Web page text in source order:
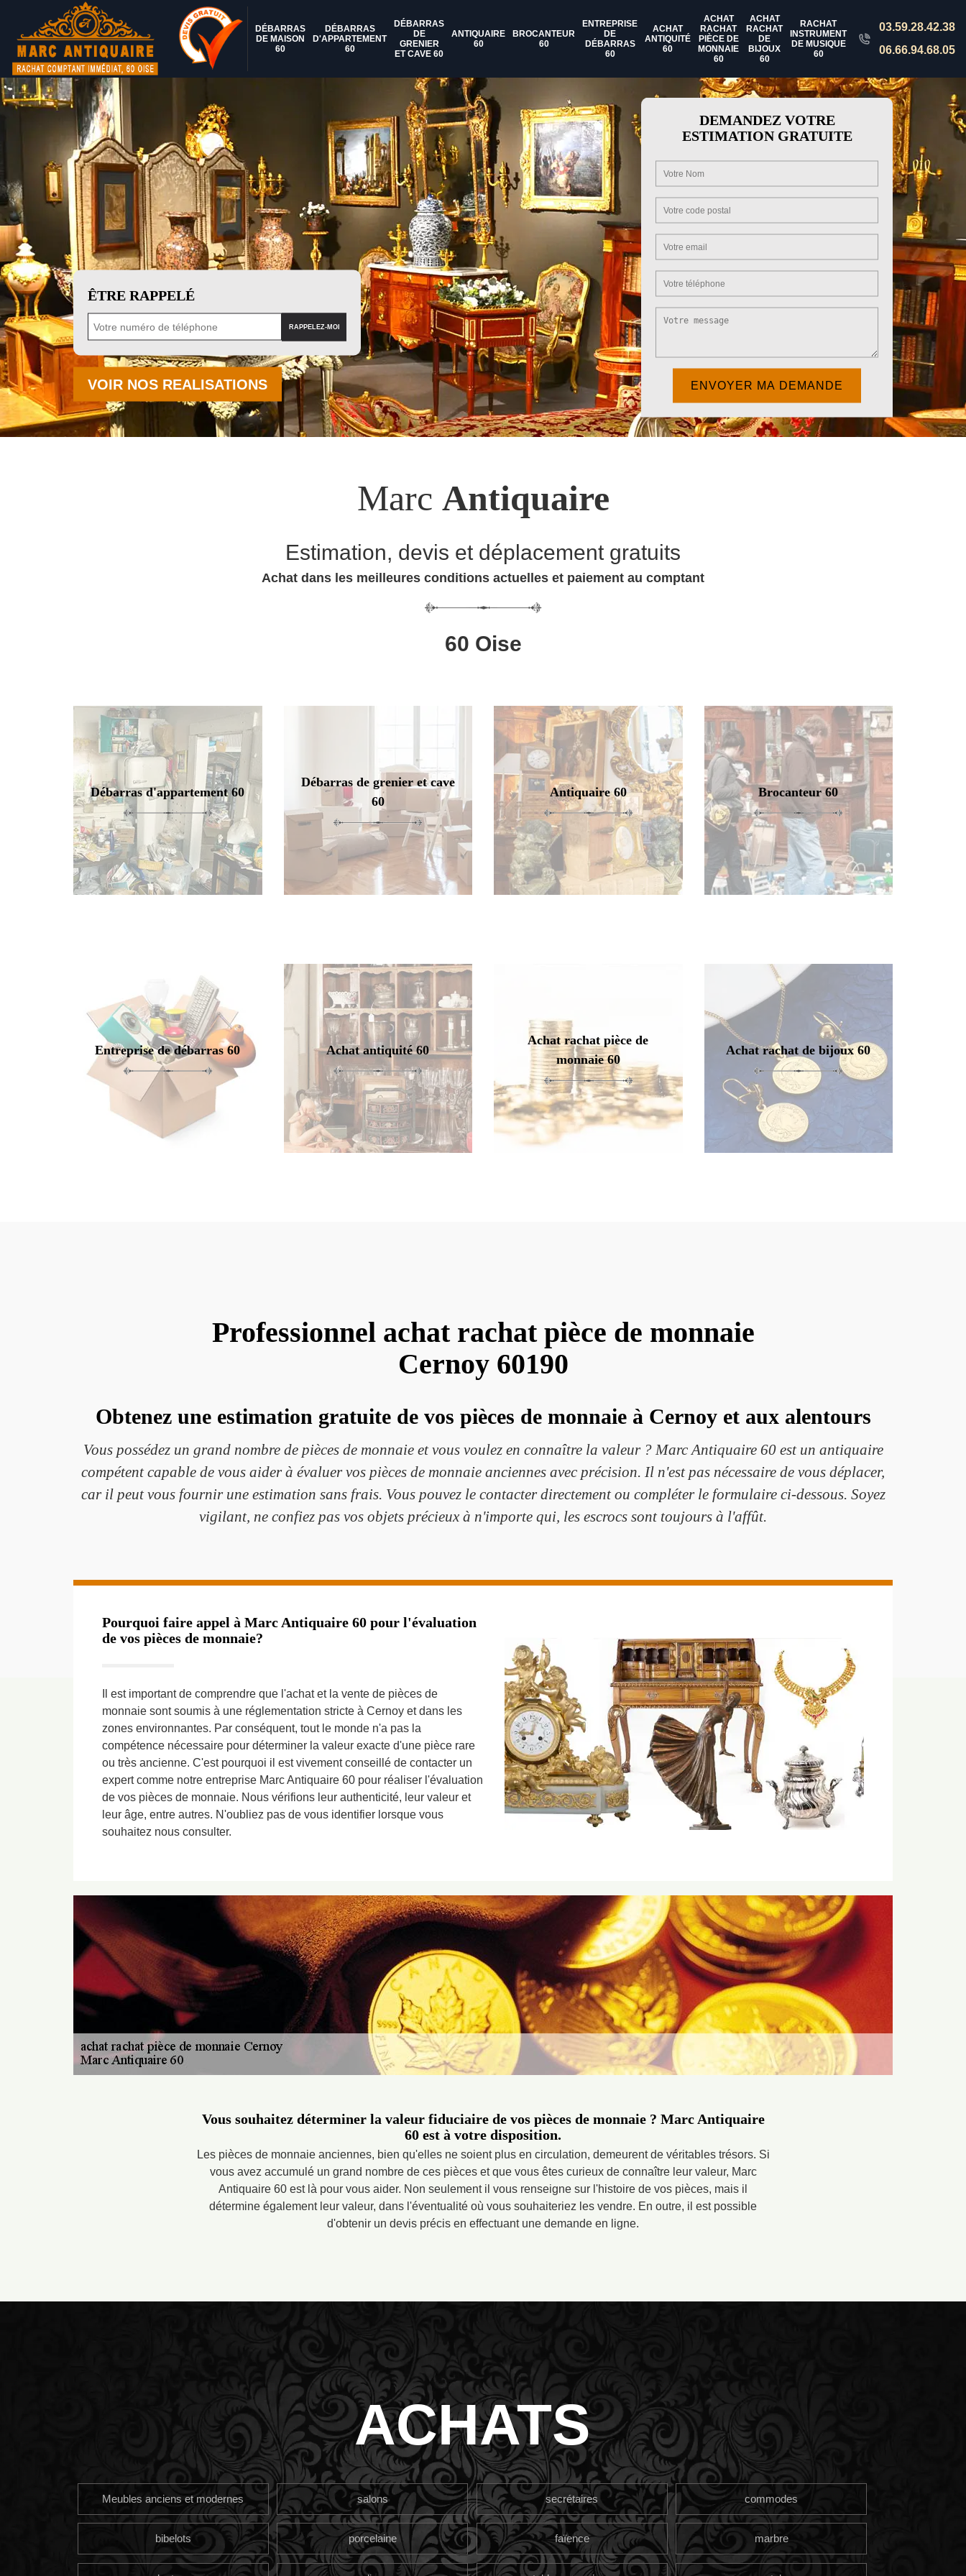
DÉBARRAS
DE MAISON
60
DÉBARRAS
D'APPARTEMENT
60
DÉBARRAS
DE
GRENIER
ET CAVE 60
ANTIQUAIRE
60
BROCANTEUR
60
ENTREPRISE
DE
DÉBARRAS
60
ACHAT
ANTIQUITÉ
60
ACHAT
RACHAT
PIÈCE DE
MONNAIE
60
ACHAT
RACHAT
DE
BIJOUX
60
RACHAT
INSTRUMENT
DE MUSIQUE
60
03.59.28.42.38
06.66.94.68.05
ÊTRE RAPPELÉ
VOIR NOS REALISATIONS
DEMANDEZ VOTRE
ESTIMATION GRATUITE
Marc Antiquaire
Estimation, devis et déplacement gratuits
Achat dans les meilleures conditions actuelles et paiement au comptant
60 Oise
Débarras d'appartement 60
Débarras de grenier et cave
60
Antiquaire 60 Brocanteur 60
Entreprise de débarras 60 Achat antiquité 60
Achat rachat pièce de
monnaie 60
Achat rachat de bijoux 60
Professionnel achat rachat pièce de monnaie
Cernoy 60190
Obtenez une estimation gratuite de vos pièces de monnaie à Cernoy et aux alentours
Vous possédez un grand nombre de pièces de monnaie et vous voulez en connaître la valeur ? Marc Antiquaire 60 est un antiquaire
compétent capable de vous aider à évaluer vos pièces de monnaie anciennes avec précision. Il n'est pas nécessaire de vous déplacer,
car il peut vous fournir une estimation sans frais. Vous pouvez le contacter directement ou compléter le formulaire ci-dessous. Soyez
vigilant, ne confiez pas vos objets précieux à n'importe qui, les escrocs sont toujours à l'affût.
Pourquoi faire appel à Marc Antiquaire 60 pour l'évaluation
de vos pièces de monnaie?
Il est important de comprendre que l'achat et la vente de pièces de
monnaie sont soumis à une réglementation stricte à Cernoy et dans les
zones environnantes. Par conséquent, tout le monde n'a pas la
compétence nécessaire pour déterminer la valeur exacte d'une pièce rare
ou très ancienne. C'est pourquoi il est vivement conseillé de contacter un
expert comme notre entreprise Marc Antiquaire 60 pour réaliser l'évaluation
de vos pièces de monnaie. Nous vérifions leur authenticité, leur valeur et
leur âge, entre autres. N'oubliez pas de vous identifier lorsque vous
souhaitez nous consulter.
Vous souhaitez déterminer la valeur fiduciaire de vos pièces de monnaie ? Marc Antiquaire
60 est à votre disposition.
Les pièces de monnaie anciennes, bien qu'elles ne soient plus en circulation, demeurent de véritables trésors. Si
vous avez accumulé un grand nombre de ces pièces et que vous êtes curieux de connaître leur valeur, Marc
Antiquaire 60 est là pour vous aider. Non seulement il vous renseigne sur l'histoire de vos pièces, mais il
détermine également leur valeur, dans l'éventualité où vous souhaiteriez les vendre. En outre, il est possible
d'obtenir un devis précis en effectuant une demande en ligne.
ACHATS
Meubles anciens et modernes salons secrétaires commodes
bibelots porcelaine faïence marbre